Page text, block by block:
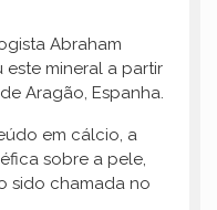
Abraham
este mineral a partir
Aragão, Espanha.
em cálcio, a
sobre a pele,
sido chamada no